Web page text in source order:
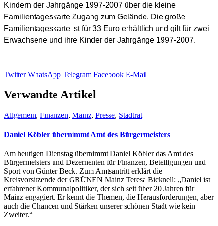
Kindern der Jahrgänge 1997-2007 über die kleine
Familientageskarte Zugang zum Gelände. Die große
Familientageskarte ist für 33 Euro erhältlich und gilt für zwei
Erwachsene und ihre Kinder der Jahrgänge 1997-2007.
Twitter WhatsApp Telegram Facebook E-Mail
Verwandte Artikel
Allgemein, Finanzen, Mainz, Presse, Stadtrat
Daniel Köbler übernimmt Amt des Bürgermeisters
Am heutigen Dienstag übernimmt Daniel Köbler das Amt des
Bürgermeisters und Dezernenten für Finanzen, Beteiligungen und
Sport von Günter Beck. Zum Amtsantritt erklärt die
Kreisvorsitzende der GRÜNEN Mainz Teresa Bicknell: „Daniel ist
erfahrener Kommunalpolitiker, der sich seit über 20 Jahren für
Mainz engagiert. Er kennt die Themen, die Herausforderungen, aber
auch die Chancen und Stärken unserer schönen Stadt wie kein
Zweiter.“